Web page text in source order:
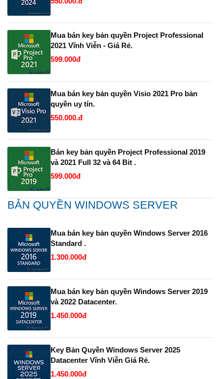
Mua bán key bản quyền Project Professional
2021 Vĩnh Viễn - Giá Rẻ.
599.000đ
Mua bán key bản quyền Visio 2021 Pro bản
quyền uy tín.
550.000.đ
Bán key bản quyền Project Professional 2019
và 2021 Full 32 và 64 Bit .
599.000đ
BẢN QUYỀN WINDOWS SERVER
Mua bán key bản quyền Windows Server 2016
Standard .
1.300.000đ
Mua bán key bản quyền Windows Server 2019
và 2022 Datacenter.
1.450.000đ
Key Bản Quyền Windows Server 2025
Datacenter Vĩnh Viễn Giá Rẻ.
1.450.000đ